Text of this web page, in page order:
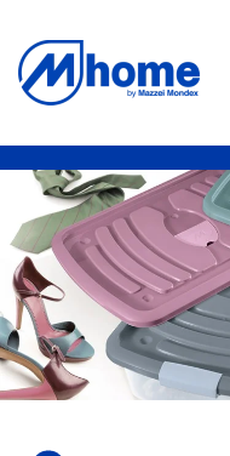
Zum Hauptinhalt